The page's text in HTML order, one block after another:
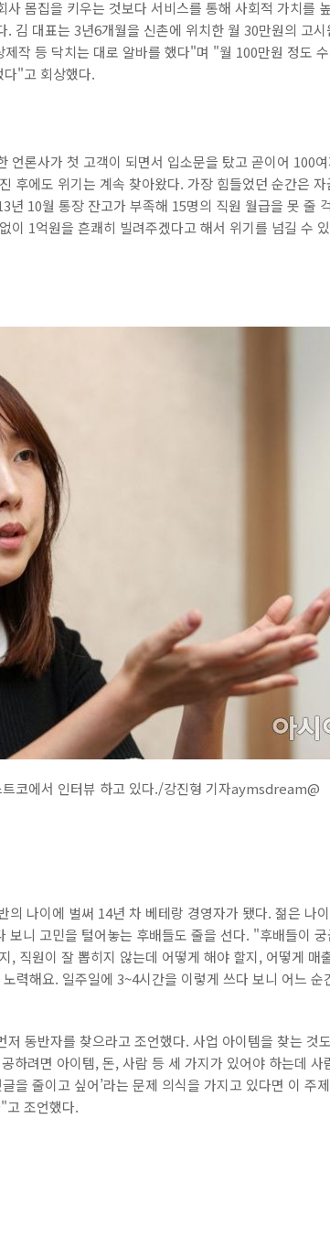
몸집을 키우는 것보다 서비스를 통해 사회적 가치를
. 김 대표는 3년6개월을 신촌에 위치한 월 30만원의 고
작 등 닥치는 대로 알바를 했다"며 "월 100만원 정도
다"고 회상했다.
언론사가 첫 고객이 되면서 입소문을 탔고 곧이어 100
후에도 위기는 계속 찾아왔다. 가장 힘들었던 순간은
10월 통장 잔고가 부족해 15명의 직원 월급을 못 줄
이 1억원을 흔쾌히 빌려주겠다고 해서 위기를 넘길 수
코에서 인터뷰 하고 있다./강진형 기자aymsdream@
나이에 벌써 14년 차 베테랑 경영자가 됐다. 젊은 나
보니 고민을 털어놓는 후배들도 줄을 선다. "후배들이
, 직원이 잘 뽑히지 않는데 어떻게 해야 할지, 어떻게 매
력해요. 일주일에 3~4시간을 이렇게 쓰다 보니 어느 순
동반자를 찾으라고 조언했다. 사업 아이템을 찾는 것
하려면 아이템, 돈, 사람 등 세 가지가 있어야 하는데 사
을 줄이고 싶어’라는 문제 의식을 가지고 있다면 이 주
고 조언했다.